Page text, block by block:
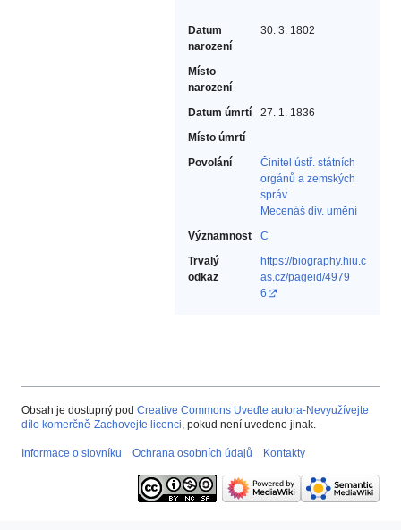
Datum
narození
30. 3. 1802
Místo
narození
Datum úmrtí
27. 1. 1836
Místo úmrtí
Povolání
Činitel ústř. státních
orgánů a zemských
správ‎
Mecenáš div. umění‎
Významnost
C
Trvalý
odkaz
https://biography.hiu.c
as.cz/pageid/4979
6
Obsah je dostupný pod Creative Commons Uveďte autora-Nevyužívejte
dílo komerčně-Zachovejte licenci, pokud není uvedeno jinak.
Informace o slovníku Ochrana osobních údajů Kontakty